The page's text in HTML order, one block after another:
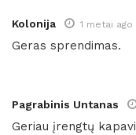
Kolonija 1 metai ago
Geras sprendimas.
Pagrabinis Untanas
Geriau įrengtų